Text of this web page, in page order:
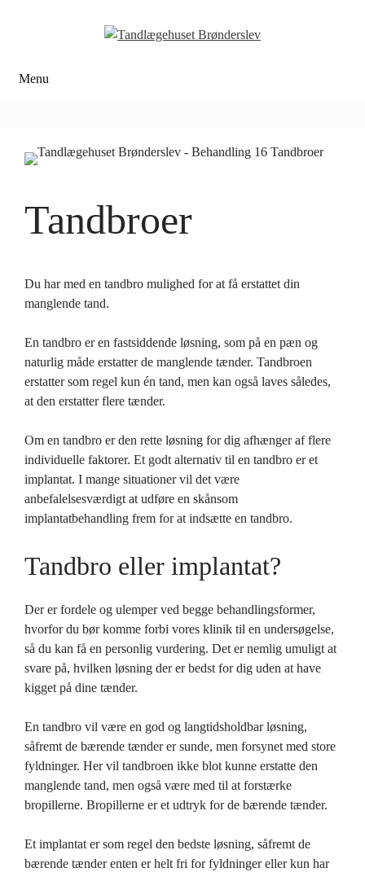
Menu
Tandbroer
Du har med en tandbro mulighed for at få erstattet din
manglende tand.
En tandbro er en fastsiddende løsning, som på en pæn og
naturlig måde erstatter de manglende tænder. Tandbroen
erstatter som regel kun én tand, men kan også laves således,
at den erstatter flere tænder.
Om en tandbro er den rette løsning for dig afhænger af flere
individuelle faktorer. Et godt alternativ til en tandbro er et
implantat. I mange situationer vil det være
anbefalelsesværdigt at udføre en skånsom
implantatbehandling frem for at indsætte en tandbro.
Tandbro eller implantat?
Der er fordele og ulemper ved begge behandlingsformer,
hvorfor du bør komme forbi vores klinik til en undersøgelse,
så du kan få en personlig vurdering. Det er nemlig umuligt at
svare på, hvilken løsning der er bedst for dig uden at have
kigget på dine tænder.
En tandbro vil være en god og langtidsholdbar løsning,
såfremt de bærende tænder er sunde, men forsynet med store
fyldninger. Her vil tandbroen ikke blot kunne erstatte den
manglende tand, men også være med til at forstærke
bropillerne. Bropillerne er et udtryk for de bærende tænder.
Et implantat er som regel den bedste løsning, såfremt de
bærende tænder enten er helt fri for fyldninger eller kun har